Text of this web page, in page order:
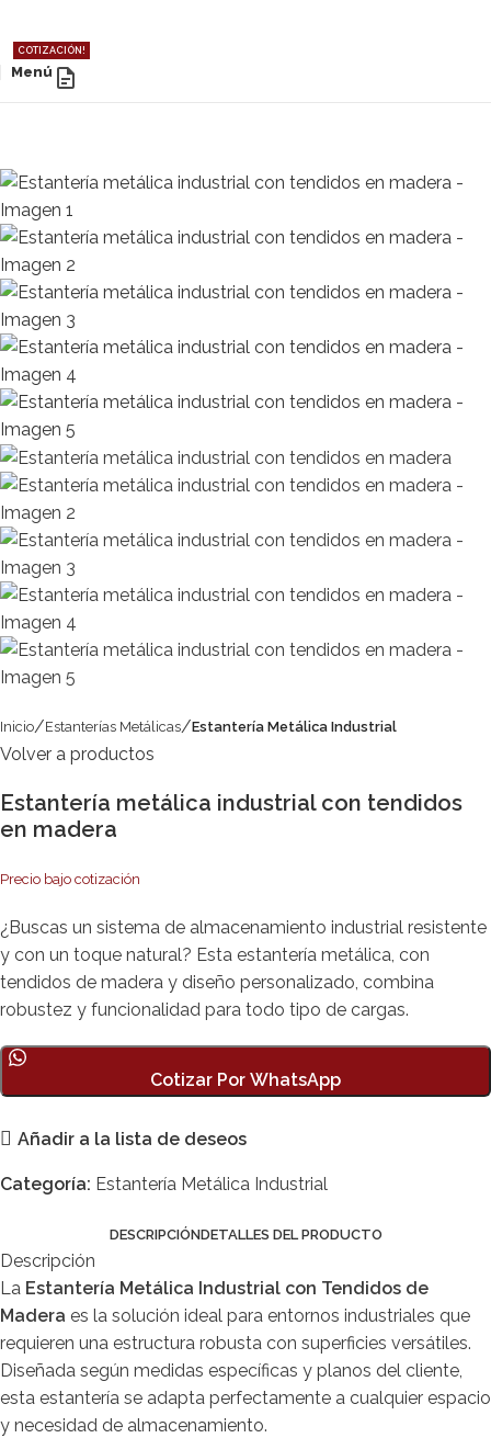
Menú
COTIZACIÓN!
Inicio Estanterías Metálicas Estantería Metálica Industrial
Volver a productos
Estantería metálica industrial con tendidos
en madera
Precio bajo cotización
¿Buscas un sistema de almacenamiento industrial resistente
y con un toque natural? Esta estantería metálica, con
tendidos de madera y diseño personalizado, combina
robustez y funcionalidad para todo tipo de cargas.
Cotizar Por WhatsApp
Añadir a la lista de deseos
Categoría: Estantería Metálica Industrial
DESCRIPCIÓNDETALLES DEL PRODUCTO
Descripción
La Estantería Metálica Industrial con Tendidos de
Madera es la solución ideal para entornos industriales que
requieren una estructura robusta con superficies versátiles.
Diseñada según medidas específicas y planos del cliente,
esta estantería se adapta perfectamente a cualquier espacio
y necesidad de almacenamiento.